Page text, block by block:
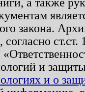
закона.
согласно
и
и о